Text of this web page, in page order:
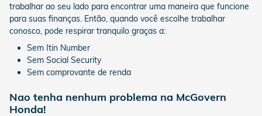
trabalhar ao seu lado para encontrar uma maneira que funcione
para suas finanças. Então, quando você escolhe trabalhar
conosco, pode respirar tranquilo graças a:
Sem Itin Number
Sem Social Security
Sem comprovante de renda
Nao tenha nenhum problema na McGovern
Honda!